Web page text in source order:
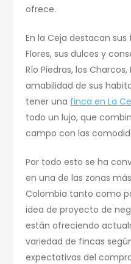
ofrece.
En la Ceja destacan
Flores, sus dulces y
Río Piedras, los
amabilidad de sus
tener una finca en La
todo un lujo, que
campo con las
Por todo esto se ha
en una de las zonas
Colombia tanto como
idea de proyecto de
están ofreciendo
variedad de fincas
expectativas del